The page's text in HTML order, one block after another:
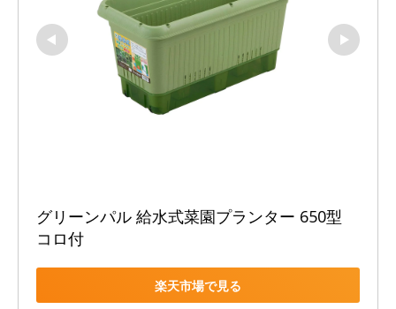
グリーンパル 給水式菜園プランター 650型
コロ付
楽天市場で見る